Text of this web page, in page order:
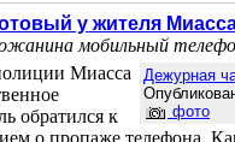
у жителя
мобильный
Дежурная
фото
Миасса
обратился к
о пропаже телефона.